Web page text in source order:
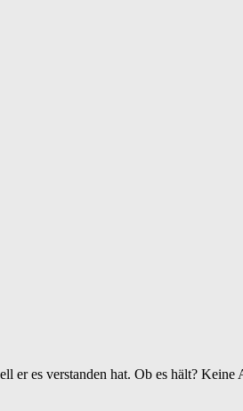
er es verstanden hat. Ob es hält? Keine